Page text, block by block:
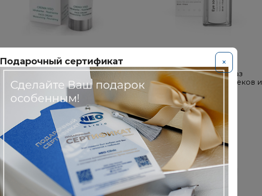
SWEET SKIN SYSTEM
Крем увлажняющий
питательный
3450 ₽
Крем для кожи вокруг глаз
против темных кругов, отеков и
морщин / Eye Sorbet
3900 ₽
×
Подарочный сертификат